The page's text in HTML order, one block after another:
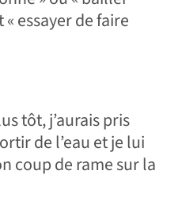
essayer de faire
tôt, j’aurais pris
de l’eau et je lui
coup de rame sur la